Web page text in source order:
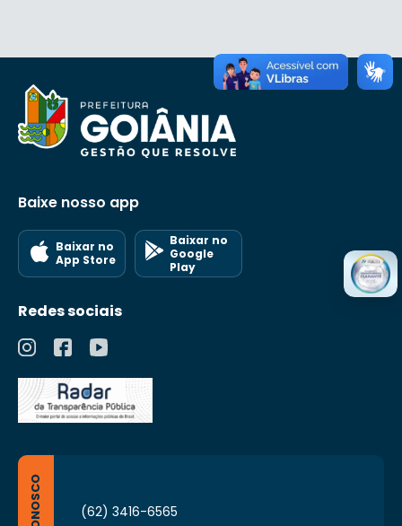
Baixe nosso app
Baixar no
App Store
Baixar no
Google
Play
Redes sociais
(62) 3416-6565